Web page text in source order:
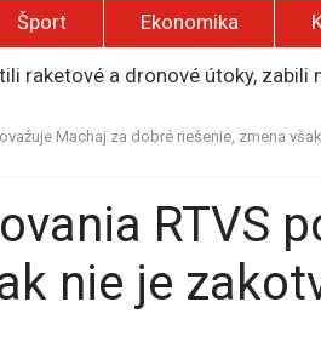
Šport Ekonomika
raketové a dronové útoky, zabili
„zhasne celý Perzský záliv“,
Machaj za dobré riešenie, zmena
nie je